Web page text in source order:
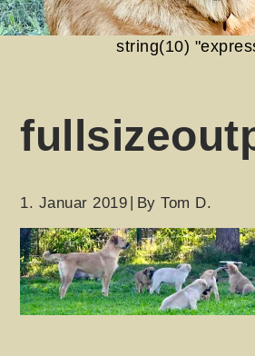
string(10)
1. Januar 2019 ByTom D.